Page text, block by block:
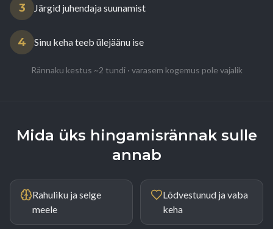
3 Järgid juhendaja suunamist
4 Sinu keha teeb ülejäänu ise
Rännaku kestus ~2 tundi · varasem kogemus pole vajalik
Mida üks hingamisrännak sulle
annab
Rahuliku ja selge
meele
Lõdvestunud ja vaba
keha